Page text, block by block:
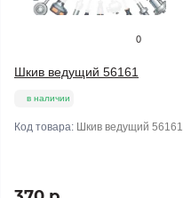
0
Шкив ведущий 56161
в наличии
Код товара: Шкив ведущий 56161